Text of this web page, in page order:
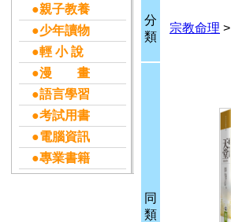
●親子教養
●少年讀物
●輕 小 說
●漫 畫
●語言學習
●考試用書
●電腦資訊
●專業書籍
分
類
宗教命理 >
同
類